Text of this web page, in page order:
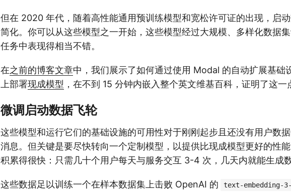
但在 2020 年代，随着高性能通用预训练模型和宽松许可证的出现，启
简化。你可以从这些模型之一开始，这些模型经过大规模、多样化数据
任务中表现得相当不错。
在之前的博客文章中，我们展示了如何通过使用 Modal 的自动扩展基础
上部署现成模型 ，在不到 15 分钟内嵌入整个英文维基百科，证明了这一
微调启动数据飞轮
这些模型和运行它们的基础设施的可用性对于刚刚起步且还没有用户数
消息。但关键是要尽快转向一个定制模型，以提供比现成模型更好的性
积累得很快：只需几十个用户每天与服务交互 3-4 次，几天内就能生成
这些数据足以训练一个在样本数据集上击败 OpenAI 的 text-embedding-